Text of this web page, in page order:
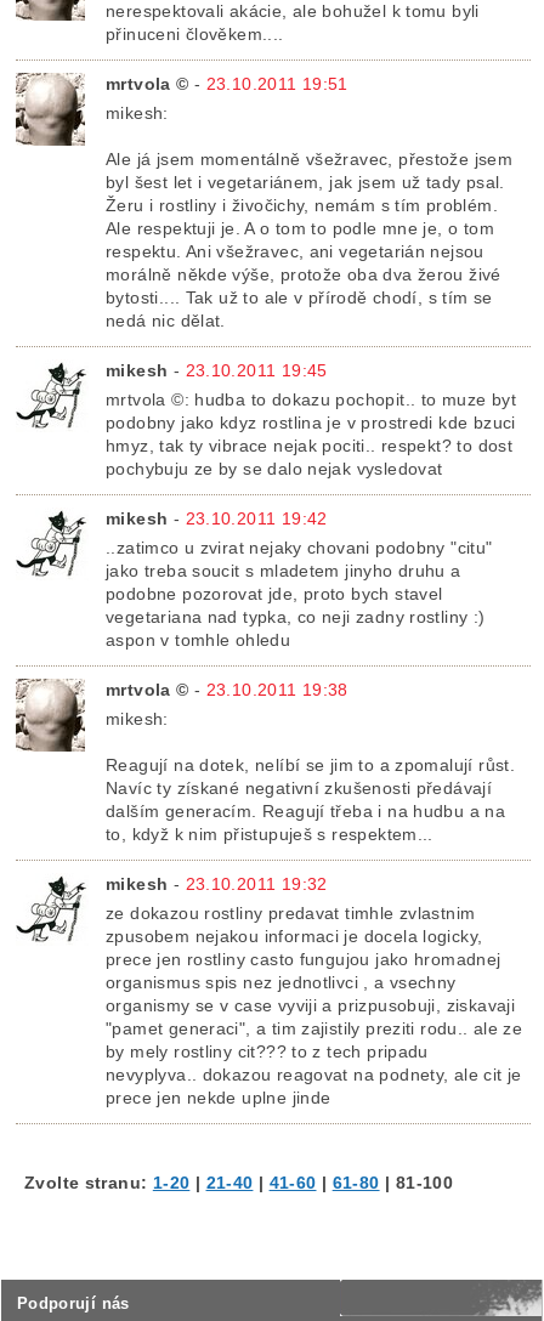
Podporují nás
nerespektovali akácie, ale bohužel k tomu byli
přinuceni člověkem....
mrtvola © - 23.10.2011 19:51
mikesh:
Ale já jsem momentálně všežravec, přestože jsem
byl šest let i vegetariánem, jak jsem už tady psal.
Žeru i rostliny i živočichy, nemám s tím problém.
Ale respektuji je. A o tom to podle mne je, o tom
respektu. Ani všežravec, ani vegetarián nejsou
morálně někde výše, protože oba dva žerou živé
bytosti.... Tak už to ale v přírodě chodí, s tím se
nedá nic dělat.
mikesh - 23.10.2011 19:45
mrtvola ©: hudba to dokazu pochopit.. to muze byt
podobny jako kdyz rostlina je v prostredi kde bzuci
hmyz, tak ty vibrace nejak pociti.. respekt? to dost
pochybuju ze by se dalo nejak vysledovat
mikesh - 23.10.2011 19:42
..zatimco u zvirat nejaky chovani podobny "citu"
jako treba soucit s mladetem jinyho druhu a
podobne pozorovat jde, proto bych stavel
vegetariana nad typka, co neji zadny rostliny :)
aspon v tomhle ohledu
mrtvola © - 23.10.2011 19:38
mikesh:
Reagují na dotek, nelíbí se jim to a zpomalují růst.
Navíc ty získané negativní zkušenosti předávají
dalším generacím. Reagují třeba i na hudbu a na
to, když k nim přistupuješ s respektem...
mikesh - 23.10.2011 19:32
ze dokazou rostliny predavat timhle zvlastnim
zpusobem nejakou informaci je docela logicky,
prece jen rostliny casto fungujou jako hromadnej
organismus spis nez jednotlivci , a vsechny
organismy se v case vyviji a prizpusobuji, ziskavaji
"pamet generaci", a tim zajistily preziti rodu.. ale ze
by mely rostliny cit??? to z tech pripadu
nevyplyva.. dokazou reagovat na podnety, ale cit je
prece jen nekde uplne jinde
Zvolte stranu: 1-20 | 21-40 | 41-60 | 61-80 | 81-100